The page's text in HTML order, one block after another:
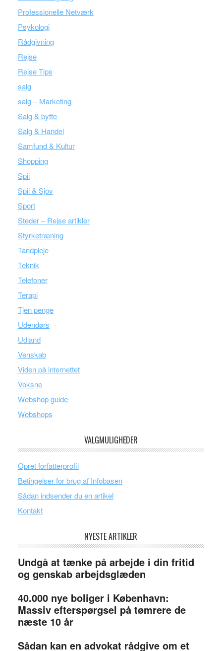
Professionelle Netværk
Psykologi
Rådgivning
Rejse
Rejse Tips
salg
salg – Marketing
Salg & bytte
Salg & Handel
Samfund & Kultur
Shopping
Spil
Spil & Sjov
Sport
Steder – Rejse artikler
Styrketræning
Tandpleje
Teknik
Telefoner
Terapi
Tjen penge
Udendørs
Udland
Venskab
Viden på internettet
Voksne
Webshop guide
Webshops
VALGMULIGHEDER
Opret forfatterprofil
Betingelser for brug af Infobasen
Sådan indsender du en artikel
Kontakt
NYESTE ARTIKLER
Undgå at tænke på arbejde i din fritid
og genskab arbejdsglæden
40.000 nye boliger i København:
Massiv efterspørgsel på tømrere de
næste 10 år
Sådan kan en advokat rådgive om et